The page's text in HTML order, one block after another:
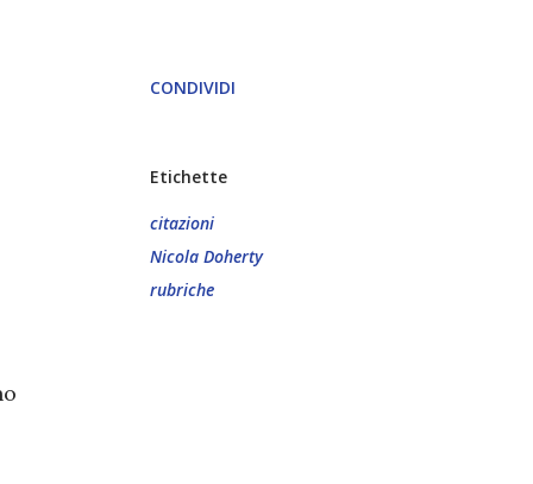
CONDIVIDI
Etichette
citazioni
Nicola Doherty
rubriche